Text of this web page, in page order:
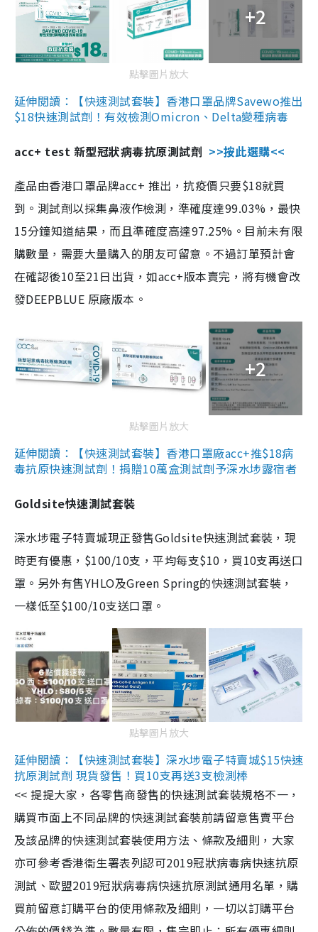
+2
點擊圖片放大
延伸閱讀：【快速測試套裝】香港口罩品牌Savewo推出
$18快速測試劑！有效檢測Omicron、Delta變種病毒
acc+ test 新型冠狀病毒抗原測試劑 >>按此選購<<
產品由香港口罩品牌acc+ 推出，抗疫價只要$18就買
到。測試劑以採集鼻液作檢測，準確度達99.03%，最快
15分鐘知道結果，而且準確度高達97.25%。目前未有限
購數量，需要大量購入的朋友可留意。不過訂單預計會
在確認後10至21日出貨，如acc+版本賣完，將有機會改
發DEEPBLUE 原廠版本。
+2
點擊圖片放大
延伸閱讀：【快速測試套裝】香港口罩廠acc+推$18病
毒抗原快速測試劑！捐贈10萬盒測試劑予深水埗露宿者
Goldsite快速測試套裝
深水埗電子特賣城現正發售Goldsite快速測試套裝，現
時更有優惠，$100/10支，平均每支$10，買10支再送口
罩。另外有售YHLO及Green Spring的快速測試套裝，
一樣低至$100/10支送口罩。
點擊圖片放大
延伸閱讀：【快速測試套裝】深水埗電子特賣城$15快速
抗原測試劑 現貨發售！買10支再送3支檢測棒
<< 提提大家，各零售商發售的快速測試套裝規格不一，
購買市面上不同品牌的快速測試套裝前請留意售賣平台
及該品牌的快速測試套裝使用方法、條款及細則，大家
亦可參考香港衞生署表列認可2019冠狀病毒病快速抗原
測試、歐盟2019冠狀病毒病快速抗原測試通用名單，購
買前留意訂購平台的使用條款及細則，一切以訂購平台